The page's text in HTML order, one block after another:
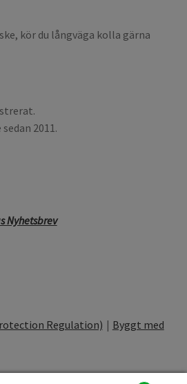
kör du långväga kolla gärna
2011.
Nyhetsbrev
Regulation)
Byggt med